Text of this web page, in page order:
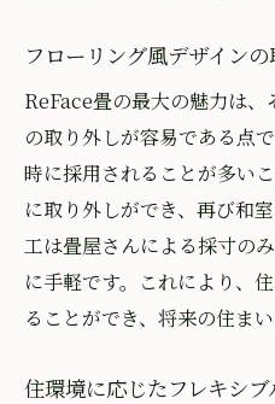
フローリング風デザイン
ReFace畳の最大の魅力は
の取り外しが容易である点
時に採用されることが多い
に取り外しができ、再び和
工は畳屋さんによる採寸の
に手軽です。これにより、
ることができ、将来の住ま
住環境に応じたフレキシ